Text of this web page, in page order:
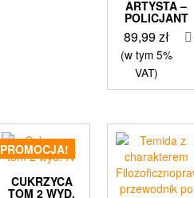
ARTYSTA –
POLICJANT
89,99zł
(w tym 5%
VAT)
PROMOCJA!
CUKRZYCA
TOM 2 WYD.